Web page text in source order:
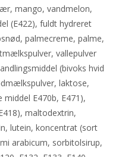
mango, vandmelon,
(E422), fuldt hydreret
palmecreme, palme,
vallepulver
(bivoks hvid
laktose,
E470b, E471),
maltodextrin,
lutein, koncentrat (sort
arabicum, sorbitolsirup,